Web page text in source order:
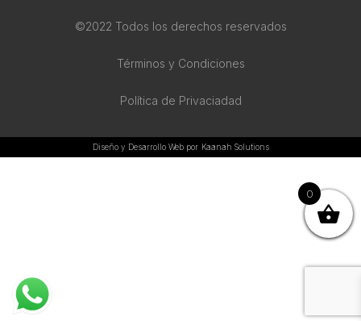
©2022 Todos los derechos reservados
Términos y Condiciones
Política de Privaciadad
Diseño y Desarrollo Web por Kaanah Solutions
0